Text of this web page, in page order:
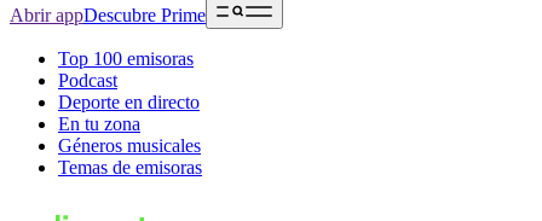
Abrir appDescubre Prime
Top 100 emisoras
Podcast
Deporte en directo
En tu zona
Géneros musicales
Temas de emisoras